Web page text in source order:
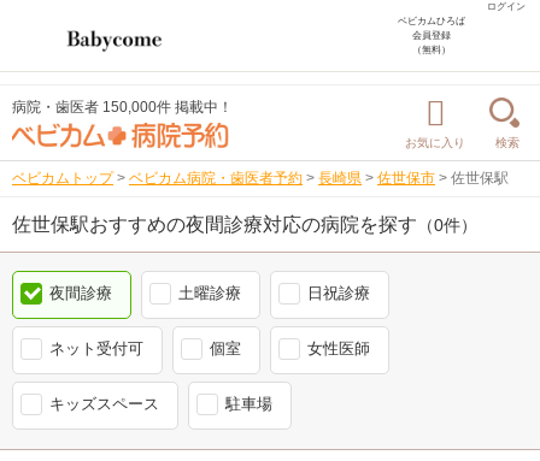
ログイン
ベビカムひろば
会員登録
（無料）
病院・歯医者 150,000件 掲載中！
お気に入り 検索
ベビカムトップ > ベビカム病院・歯医者予約 > 長崎県 > 佐世保市 > 佐世保駅
佐世保駅おすすめの夜間診療対応の病院を探す （0件）
夜間診療 土曜診療 日祝診療
ネット受付可 個室 女性医師
キッズスペース 駐車場